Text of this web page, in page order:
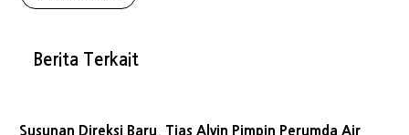
Berita Terkait
Susunan Direksi Baru, Tias Alvin Pimpin Perumda Air